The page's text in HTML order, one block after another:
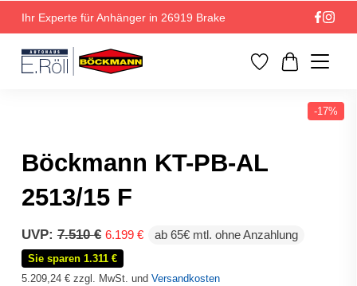
Ihr Experte für Anhänger in 26919 Brake
-17%
Böckmann KT-PB-AL
2513/15 F
UVP: 7.510€ Ursprünglicher
Preis
war:
7.510 €
6.199 €
Aktueller
6.199 €.
ab 65€ mtl. ohne Anzahlung
Sie sparen 1.311 €
5.209,24 €zzgl. MwSt. und Versandkosten